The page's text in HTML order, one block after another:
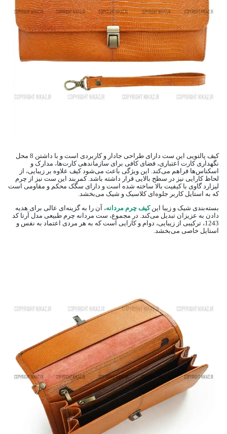
کیف پالتویی این ست دارای طراحی جادار و کاربردی است و با داشتن 8 محل
نگهداری کارت اعتباری، فضای کافی برای سازماندهی کارت‌ها، مدارک و
اسکناس‌ها فراهم می‌کند. این ویژگی باعث می‌شود کیف علاوه بر زیبایی، از
لحاظ کارایی نیز در سطح بالایی قرار داشته باشد. کمربند این ست نیز از چرم
لیزارد گاوی با کیفیت بالا ساخته شده است و دارای سگک محکم و مقاومی است
که به استایل کاربر جلوه‌ای کلاسیک و شیک می‌بخشد.
بسته‌بندی شیک و زیبا اینکیف چرم مردانه، آن را به گزینه‌ای عالی برای هدیه
دادن به عزیزان تبدیل می‌کند. در مجموع، ست مردانه چرم طبیعی مدل آرتا کد
1243، ترکیبی از زیبایی، دوام و کارایی است که به هر مردی اعتماد به نفس و
استایل خاصی می‌بخشد.